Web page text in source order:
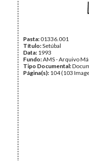
Pasta:01336.001
Título:Setúbal
Data: 1993
Fundo:AMS - Arquivo
Tipo Documental:
Página(s): 104 (103